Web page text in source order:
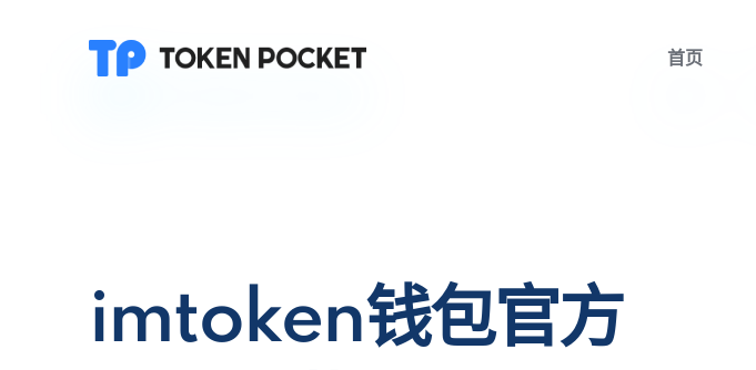
首页
imtoken钱包官方